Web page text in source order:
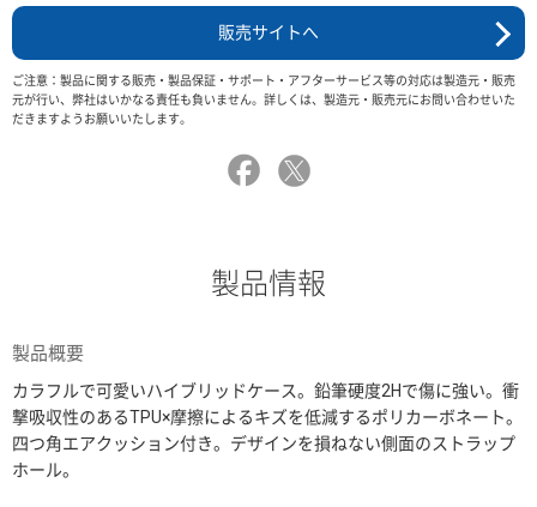
販売サイトへ
ご注意：製品に関する販売・製品保証・サポート・アフターサービス等の対応は製造元・販売
元が行い、弊社はいかなる責任も負いません。詳しくは、製造元・販売元にお問い合わせいた
だきますようお願いいたします。
製品情報
製品概要
カラフルで可愛いハイブリッドケース。鉛筆硬度2Hで傷に強い。衝
撃吸収性のあるTPU×摩擦によるキズを低減するポリカーボネート。
四つ角エアクッション付き。デザインを損ねない側面のストラップ
ホール。